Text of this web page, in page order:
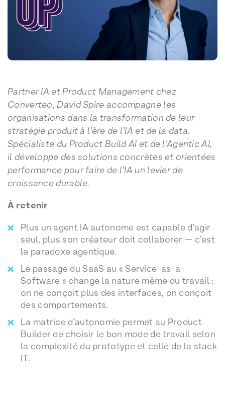
Partner IA et Product Management chez
Converteo,David Spire accompagne les
organisations dans la transformation de leur
stratégie produit à l’ère de l’IA et de la data.
Spécialiste du Product Build AI et de l’Agentic AI,
il développe des solutions concrètes et orientées
performance pour faire de l’IA un levier de
croissance durable.
À retenir
Plus un agent IA autonome est capable d’agir
seul, plus son créateur doit collaborer — c’est
le paradoxe agentique.
Le passage du SaaS au « Service-as-a-
Software » change la nature même du travail :
on ne conçoit plus des interfaces, on conçoit
des comportements.
La matrice d’autonomie permet au Product
Builder de choisir le bon mode de travail selon
la complexité du prototype et celle de la stack
IT.